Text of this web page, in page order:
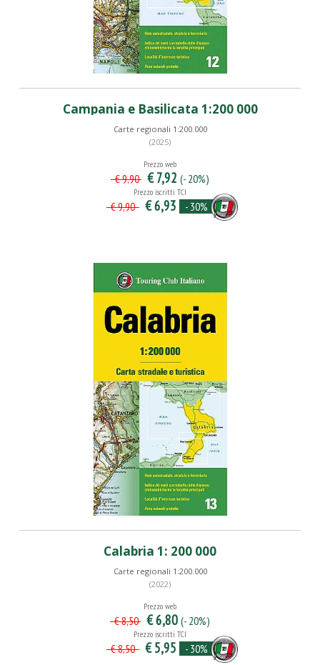
Campania e Basilicata 1:200 000
Carte regionali 1:200.000
(2025)
Prezzo web
€ 9,90 € 7,92 (- 20%)
Prezzo iscritti TCI
€ 9,90 € 6,93 - 30%
Calabria 1: 200 000
Carte regionali 1:200.000
(2022)
Prezzo web
€ 8,50 € 6,80 (- 20%)
Prezzo iscritti TCI
€ 8,50 € 5,95 - 30%